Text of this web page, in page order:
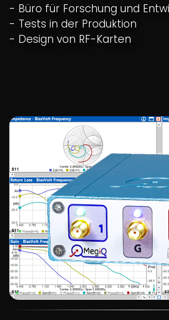
- Büro für Forschung und
- Tests in der Produktion
- Design von RF-Karten